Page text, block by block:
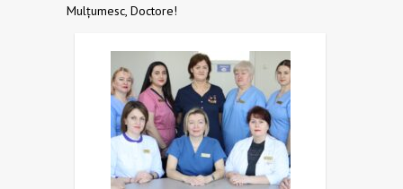
Mulțumesc, Doctore!